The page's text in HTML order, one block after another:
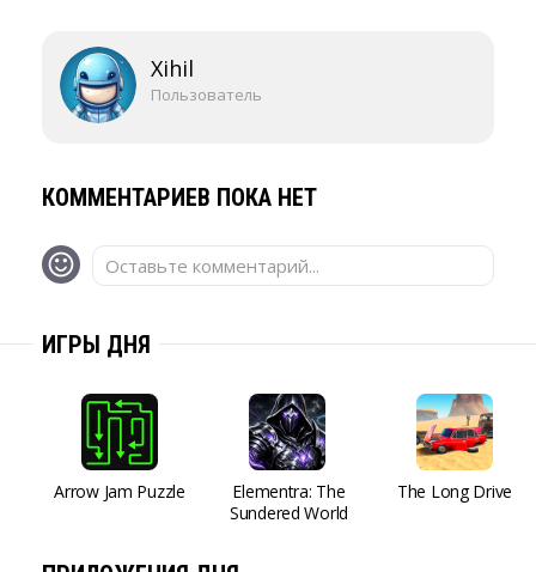
Xihil
Пользователь
КОММЕНТАРИЕВ ПОКА НЕТ
Оставьте комментарий...
ИГРЫ ДНЯ
Arrow Jam Puzzle
Elementra: The
Sundered World
The Long Drive